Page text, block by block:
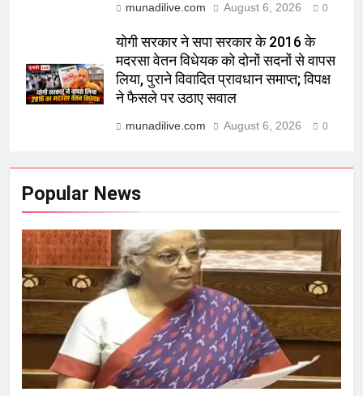
munadilive.com August 6, 2026 0
योगी सरकार ने सपा सरकार के 2016 के
मदरसा वेतन विधेयक को दोनों सदनों से वापस
लिया, पुराने विवादित प्रावधान समाप्त; विपक्ष
ने फैसले पर उठाए सवाल
munadilive.com August 6, 2026 0
Popular News